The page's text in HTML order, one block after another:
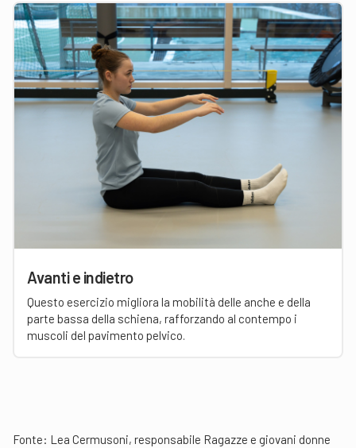
Avanti e indietro
Questo esercizio migliora la mobilità delle anche e della
parte bassa della schiena, rafforzando al contempo i
muscoli del pavimento pelvico.
Fonte: Lea Cermusoni, responsabile Ragazze e giovani donne